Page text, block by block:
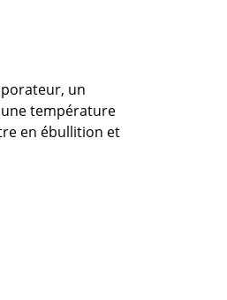
un
température
en ébullition et